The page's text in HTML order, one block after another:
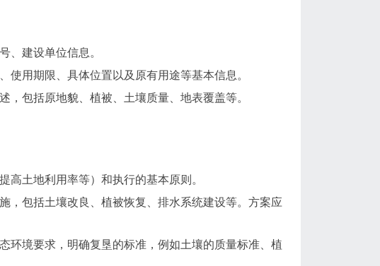
、建设单位信息。
使用期限、具体位置以及原有用途等基本信息。
，包括原地貌、植被、土壤质量、地表覆盖等。
高土地利用率等）和执行的基本原则。
，包括土壤改良、植被恢复、排水系统建设等。方案应
环境要求，明确复垦的标准，例如土壤的质量标准、植